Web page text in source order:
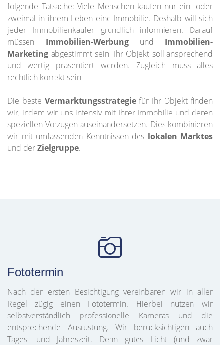
folgende Tatsache: Viele Menschen kaufen nur ein- oder
zweimal in ihrem Leben eine Immobilie. Deshalb will sich
jeder Immobilienkäufer gründlich informieren. Darauf
müssen Immobilien-Werbung und Immobilien-
Marketing abgestimmt sein. Ihr Objekt soll ansprechend
und wertig präsentiert werden. Zugleich muss alles
rechtlich korrekt sein.
Die beste Vermarktungsstrategie für Ihr Objekt finden
wir, indem wir uns intensiv mit Ihrer Immobilie und deren
speziellen Vorzügen auseinandersetzen. Dies kombinieren
wir mit umfassenden Kenntnissen des lokalen Marktes
und derZielgruppe.
Fototermin
Nach der ersten Besichtigung vereinbaren wir in aller
Regel zügig einen Fototermin. Hierbei nutzen wir
selbstverständlich professionelle Kameras und die
entsprechende Ausrüstung. Wir berücksichtigen auch
Tages- und Jahreszeit. Denn gutes Licht (und zwar